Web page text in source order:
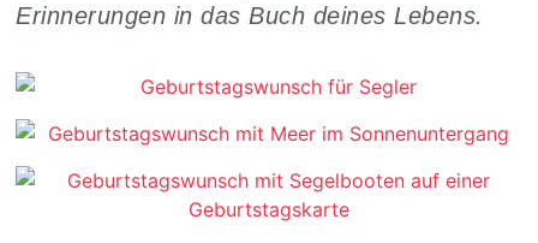
Erinnerungen in das Buch deines Lebens.